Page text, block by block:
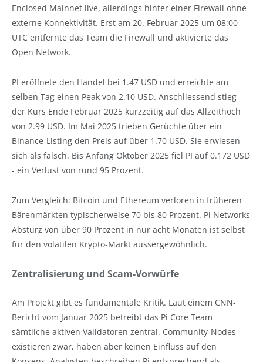
Enclosed Mainnet live, allerdings hinter einer Firewall ohne
externe Konnektivität. Erst am 20. Februar 2025 um 08:00
UTC entfernte das Team die Firewall und aktivierte das
Open Network.
PI eröffnete den Handel bei 1.47 USD und erreichte am
selben Tag einen Peak von 2.10 USD. Anschliessend stieg
der Kurs Ende Februar 2025 kurzzeitig auf das Allzeithoch
von 2.99 USD. Im Mai 2025 trieben Gerüchte über ein
Binance-Listing den Preis auf über 1.70 USD. Sie erwiesen
sich als falsch. Bis Anfang Oktober 2025 fiel PI auf 0.172 USD
- ein Verlust von rund 95 Prozent.
Zum Vergleich: Bitcoin und Ethereum verloren in früheren
Bärenmärkten typischerweise 70 bis 80 Prozent. Pi Networks
Absturz von über 90 Prozent in nur acht Monaten ist selbst
für den volatilen Krypto-Markt aussergewöhnlich.
Zentralisierung und Scam-Vorwürfe
Am Projekt gibt es fundamentale Kritik. Laut einem CNN-
Bericht vom Januar 2025 betreibt das Pi Core Team
sämtliche aktiven Validatoren zentral. Community-Nodes
existieren zwar, haben aber keinen Einfluss auf den